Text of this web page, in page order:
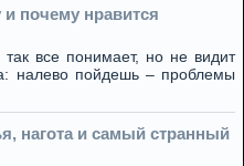
и почему нравится
все понимает, но не видит
налево пойдешь – проблемы
нагота и самый странный